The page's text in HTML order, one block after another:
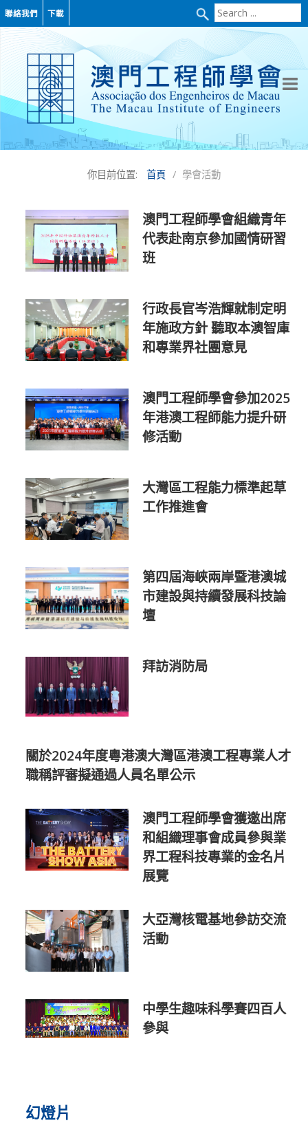
聯絡我們 下載
Search
...
你目前位置: 首頁 學會活動
澳門工程師學會組織青年
代表赴南京參加國情研習
班
行政長官岑浩輝就制定明
年施政方針 聽取本澳智庫
和專業界社團意見
澳門工程師學會參加2025
年港澳工程師能力提升研
修活動
大灣區工程能力標準起草
工作推進會
第四屆海峽兩岸暨港澳城
市建設與持續發展科技論
壇
拜訪消防局
關於2024年度粵港澳大灣區港澳工程專業人才
職稱評審擬通過人員名單公示
澳門工程師學會獲邀出席
和組織理事會成員參與業
界工程科技專業的金名片
展覽
大亞灣核電基地參訪交流
活動
中學生趣味科學賽四百人
參與
幻燈片